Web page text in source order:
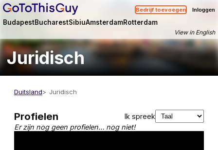
Bedrijf toevoegen Inloggen
BudapestBucharestSibiuAmsterdamRotterdam
View in English
Juridisch
Duitsland Juridisch
Profielen
Ik spreek
Er zijn nog geen profielen… nog niet!